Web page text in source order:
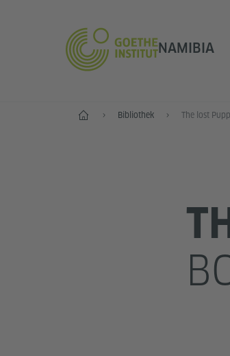
NAMIBIA
Start Bibliothek The lost